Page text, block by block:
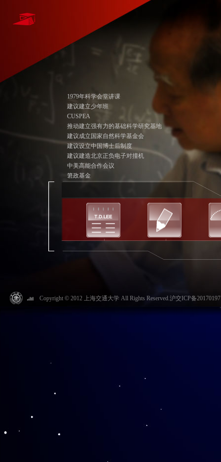
1979年科学会堂讲课
建议建立少年班
CUSPEA
推动建立强有力的基础科学研究基地
建议成立国家自然科学基金会
建议设立中国博士后制度
建议建造北京正负电子对撞机
中美高能合作会议
䇹政基金
Copyright © 2012 上海交通大学 All Rights Reserved.沪交ICP备20170197